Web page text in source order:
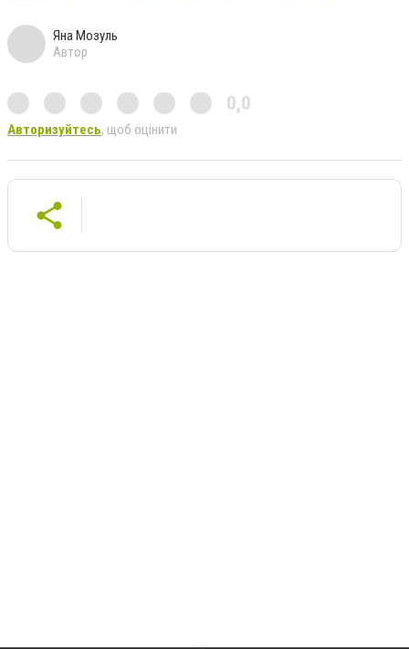
Яна Мозуль
Автор
0,0
Авторизуйтесь, щоб оцінити